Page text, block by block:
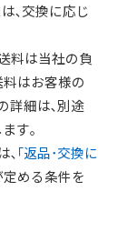
､交換に応じ
料は当社の負
はお客様の
詳細は､別途
す｡
､｢返品･交換に
める条件を